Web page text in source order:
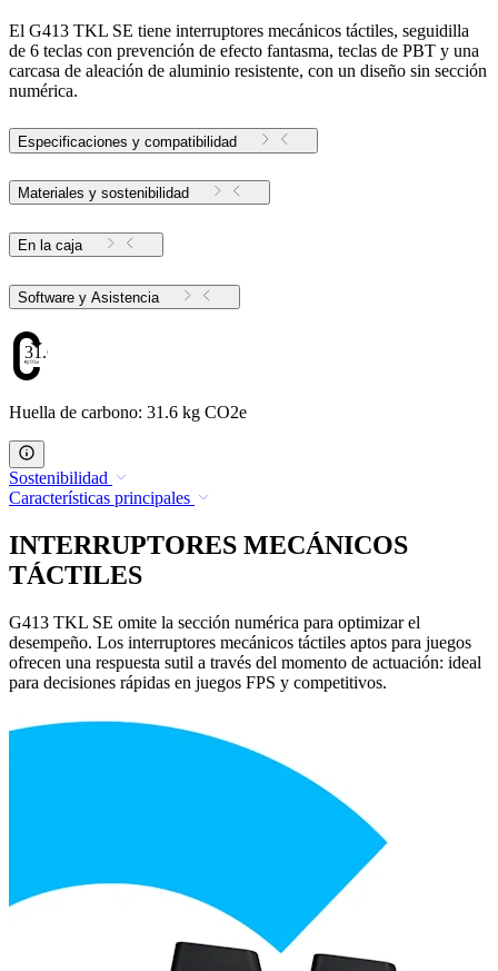
El G413 TKL SE tiene interruptores mecánicos táctiles, seguidilla
de 6 teclas con prevención de efecto fantasma, teclas de PBT y una
carcasa de aleación de aluminio resistente, con un diseño sin sección
numérica.
Especificaciones y compatibilidad
Materiales y sostenibilidad
En la caja
Software y Asistencia
31.6
Huella de carbono: 31.6 kg CO2e
Sostenibilidad
Características principales
INTERRUPTORES MECÁNICOS
TÁCTILES
G413 TKL SE omite la sección numérica para optimizar el
desempeño. Los interruptores mecánicos táctiles aptos para juegos
ofrecen una respuesta sutil a través del momento de actuación: ideal
para decisiones rápidas en juegos FPS y competitivos.